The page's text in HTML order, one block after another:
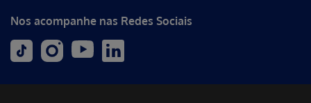
Nos acompanhe nas Redes Sociais